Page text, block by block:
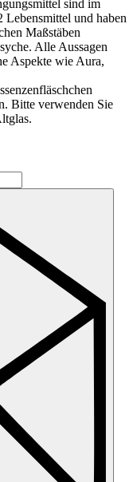
sind im
und haben
Maßstäben
Alle Aussagen
Aspekte wie Aura,
Bitte verwenden Sie